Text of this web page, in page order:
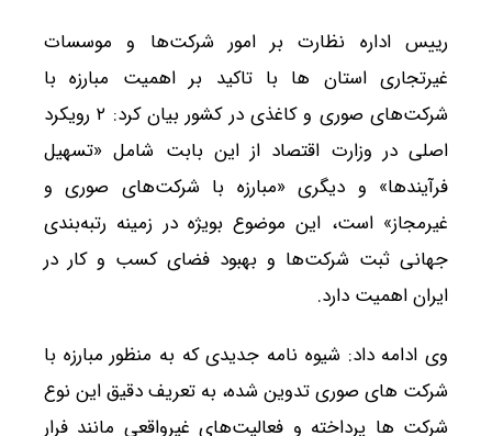
رییس اداره نظارت بر امور شرکت‌ها و موسسات
غیرتجاری استان ها با تاکید بر اهمیت مبارزه با
شرکت‌های صوری و کاغذی در کشور بیان کرد: ۲ رویکرد
اصلی در وزارت اقتصاد از این بابت شامل «تسهیل
فرآیندها» و دیگری «مبارزه با شرکت‌های صوری و
غیرمجاز» است، این موضوع بویژه در زمینه رتبه‌بندی
جهانی ثبت شرکت‌ها و بهبود فضای کسب و کار در
ایران اهمیت دارد.
وی ادامه داد: شیوه نامه جدیدی که به منظور مبارزه با
شرکت های صوری تدوین شده، به تعریف دقیق این نوع
شرکت ها پرداخته و فعالیت‌های غیرواقعی مانند فرار